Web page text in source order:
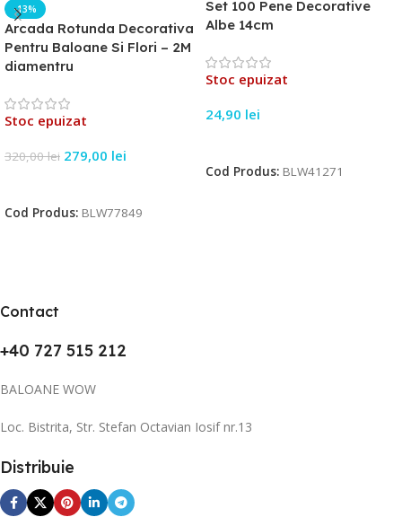
-13%
Arcada Rotunda Decorativa
Pentru Baloane Si Flori – 2M
diamentru
Stoc epuizat
320,00lei 279,00 lei
Cod Produs: BLW77849
Set 100 Pene Decorative
Albe 14cm
Stoc epuizat
24,90 lei
Cod Produs: BLW41271
Contact
+40 727 515 212
BALOANE WOW
Loc. Bistrita, Str. Stefan Octavian Iosif nr.13
Distribuie